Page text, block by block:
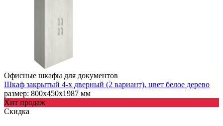
Офисные шкафы для документов
Шкаф закрытый 4-х дверный (2 вариант), цвет белое дерево
размер: 800х450х1987 мм
Хит продаж
Скидка